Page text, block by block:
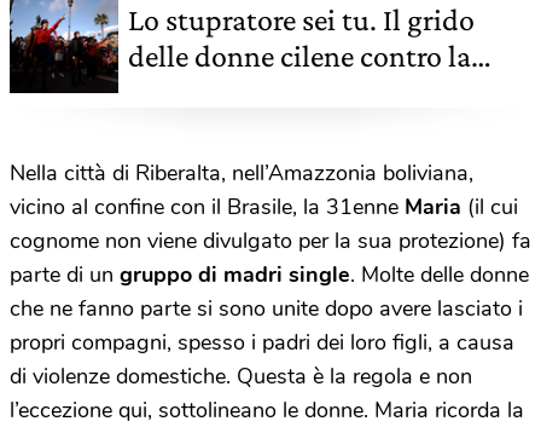
Lo stupratore sei tu. Il grido
delle donne cilene contro la
Nella città di Riberalta, nell’Amazzonia boliviana,
vicino al confine con il Brasile, la 31enne Maria (il cui
cognome non viene divulgato per la sua protezione) fa
parte di un gruppo di madri single. Molte delle donne
che ne fanno parte si sono unite dopo avere lasciato i
propri compagni, spesso i padri dei loro figli, a causa
di violenze domestiche. Questa è la regola e non
l’eccezione qui, sottolineano le donne. Maria ricorda la